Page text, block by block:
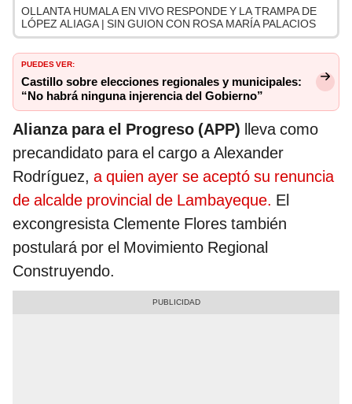
OLLANTA HUMALA EN VIVO RESPONDE Y LA TRAMPA DE
LÓPEZ ALIAGA | SIN GUION CON ROSA MARÍA PALACIOS
PUEDES VER:
Castillo sobre elecciones regionales y municipales:
“No habrá ninguna injerencia del Gobierno”
Alianza para el Progreso (APP) lleva como
precandidato para el cargo a Alexander
Rodríguez, a quien ayer se aceptó su renuncia
de alcalde provincial de Lambayeque. El
excongresista Clemente Flores también
postulará por el Movimiento Regional
Construyendo.